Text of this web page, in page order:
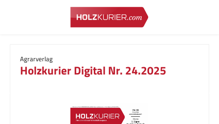
Zum Hauptinhalt springen
Agrarverlag
Holzkurier Digital Nr. 24.2025
Bildergalerie überspringen